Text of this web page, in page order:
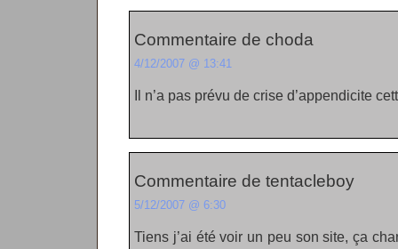
Commentaire de choda
4/12/2007 @ 13:41
Il n’a pas prévu de crise d’appendicite
Commentaire de tentacleboy
5/12/2007 @ 6:30
Tiens j’ai été voir un peu son site, ça